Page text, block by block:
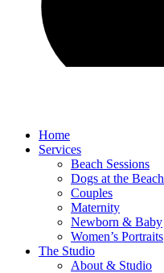
Home
Services
Beach Sessions
Dogs at the Beach
Couples
Maternity
Newborn & Baby
Women’s Portraits
The Studio
About & Studio